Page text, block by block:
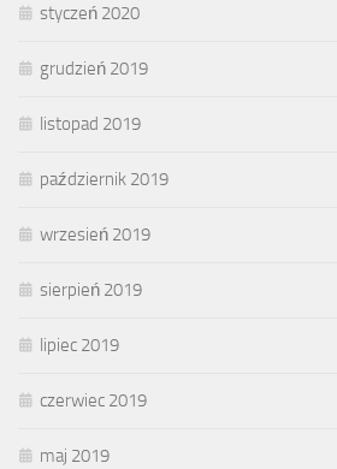
styczeń 2020
grudzień 2019
listopad 2019
październik 2019
wrzesień 2019
sierpień 2019
lipiec 2019
czerwiec 2019
maj 2019